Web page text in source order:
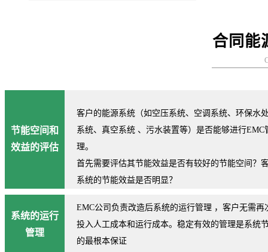
合同能
节能空间和
效益的评估
客户的能源系统（如空压系统、空调系统、环保水
系统、真空系统 、污水装置等）是否能够进行EMC
理。
首先需要评估其节能效益是否有较好的节能空间？
系统的节能效益是否明显？
系统的运行
管理
EMC公司负责改造后系统的运行管理 ，客户无需再
投入人工成本和运行成本。稳定有效的管理是系统
的最根本保证